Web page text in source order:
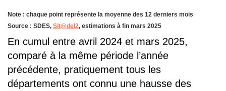
Note : chaque point représente la moyenne des 12 derniers mois
Source : SDES, Sit@del2, estimations à fin mars 2025
En cumul entre avril 2024 et mars 2025,
comparé à la même période l’année
précédente, pratiquement tous les
départements ont connu une hausse des